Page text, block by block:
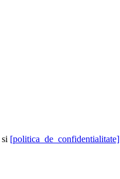
si [politica_de_confidentialitate]